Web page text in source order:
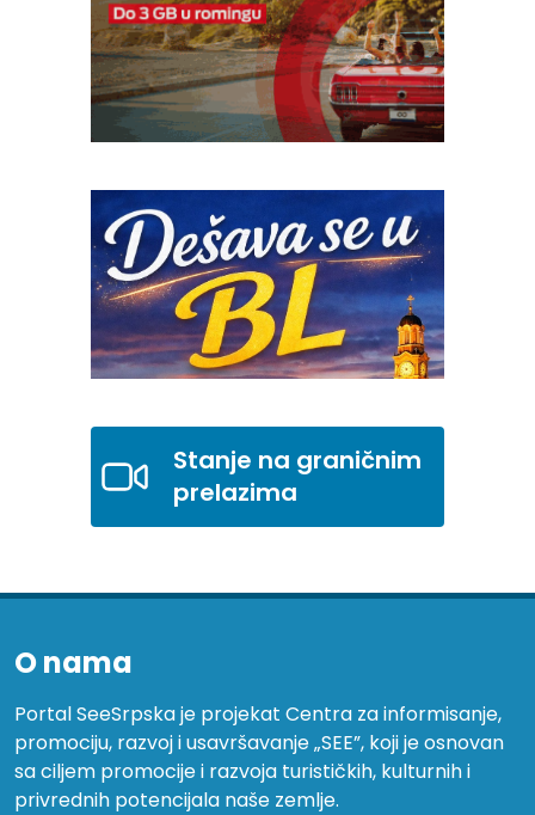
Stanje na graničnim
prelazima
O nama
Portal SeeSrpska je projekat Centra za informisanje,
promociju, razvoj i usavršavanje „SEE”, koji je osnovan
sa ciljem promocije i razvoja turističkih, kulturnih i
privrednih potencijala naše zemlje.